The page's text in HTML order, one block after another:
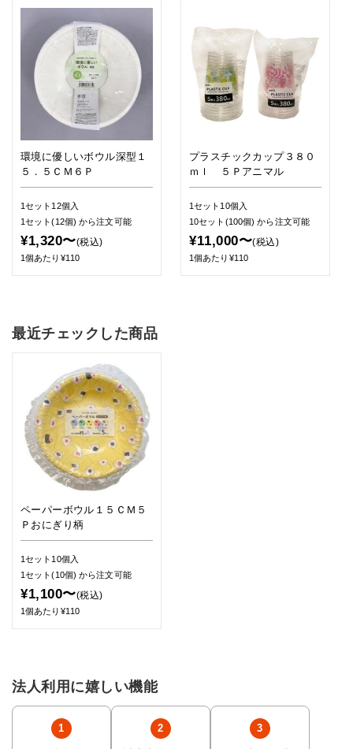
環境に優しいボウル深型１
５．５ＣＭ６Ｐ
1セット12個入
1セット(12個)から注文可能
¥1,320〜(税込)
1個あたり¥110
プラスチックカップ３８０
ｍｌ ５Ｐアニマル
1セット10個入
10セット(100個)から注文可能
¥11,000〜(税込)
1個あたり¥110
最近チェックした商品
ペーパーボウル１５ＣＭ５
Ｐおにぎり柄
1セット10個入
1セット(10個)から注文可能
¥1,100〜(税込)
1個あたり¥110
法人利用に嬉しい機能